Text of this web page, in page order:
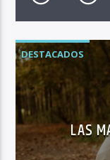
DESTACADOS
LAS